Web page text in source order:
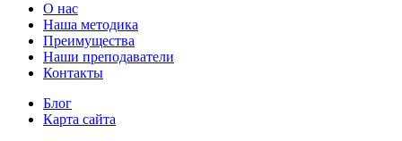
О нас
Наша методика
Преимущества
Наши преподаватели
Контакты
Блог
Карта сайта